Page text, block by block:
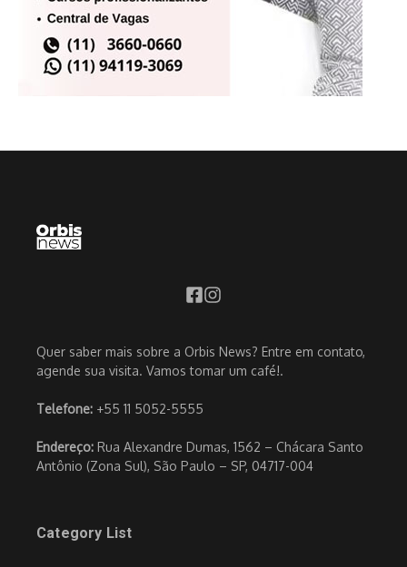
Quer saber mais sobre a Orbis News? Entre em contato,
agende sua visita. Vamos tomar um café!.
Telefone: +55 11 5052-5555
Endereço: Rua Alexandre Dumas, 1562 – Chácara Santo
Antônio (Zona Sul), São Paulo – SP, 04717-004
Category List